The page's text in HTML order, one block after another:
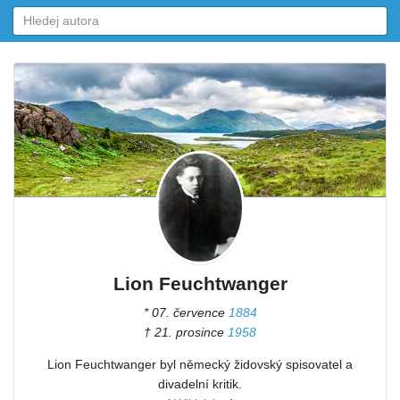
Lion Feuchtwanger
* 07. července 1884
† 21. prosince 1958
Lion Feuchtwanger byl německý židovský spisovatel a
divadelní kritik.